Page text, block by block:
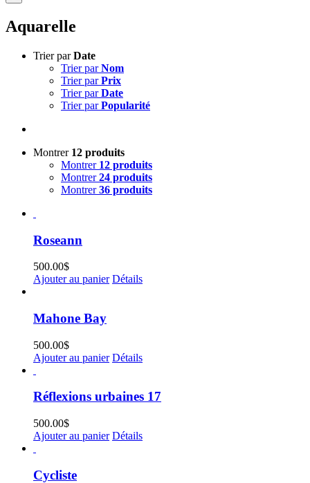
Aquarelle
Trier parDate
Trier parNom
Trier parPrix
Trier parDate
Trier parPopularité
Montrer 12 produits
Montrer 12 produits
Montrer24 produits
Montrer36 produits
Roseann
500.00$
Ajouter au panier Détails
Mahone Bay
500.00$
Ajouter au panier Détails
Réflexions urbaines 17
500.00$
Ajouter au panier Détails
Cycliste